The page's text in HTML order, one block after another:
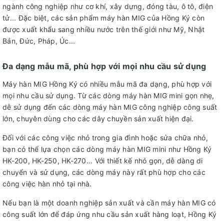
ngành công nghiệp như cơ khí, xây dựng, đóng tàu, ô tô, điện
tử... Đặc biệt, các sản phẩm máy hàn MIG của Hồng Ký còn
được xuất khẩu sang nhiều nước trên thế giới như Mỹ, Nhật
Bản, Đức, Pháp, Úc...
Đa dạng mẫu mã, phù hợp với mọi nhu cầu sử dụng
Máy hàn MIG Hồng Ký có nhiều mẫu mã đa dạng, phù hợp với
mọi nhu cầu sử dụng. Từ các dòng máy hàn MIG mini gọn nhẹ,
dễ sử dụng đến các dòng máy hàn MIG công nghiệp công suất
lớn, chuyên dùng cho các dây chuyền sản xuất hiện đại.
Đối với các công việc nhỏ trong gia đình hoặc sửa chữa nhỏ,
bạn có thể lựa chọn các dòng máy hàn MIG mini như Hồng Ký
HK-200, HK-250, HK-270... Với thiết kế nhỏ gọn, dễ dàng di
chuyển và sử dụng, các dòng máy này rất phù hợp cho các
công việc hàn nhỏ tại nhà.
Nếu bạn là một doanh nghiệp sản xuất và cần máy hàn MIG có
công suất lớn để đáp ứng nhu cầu sản xuất hàng loạt, Hồng Ký